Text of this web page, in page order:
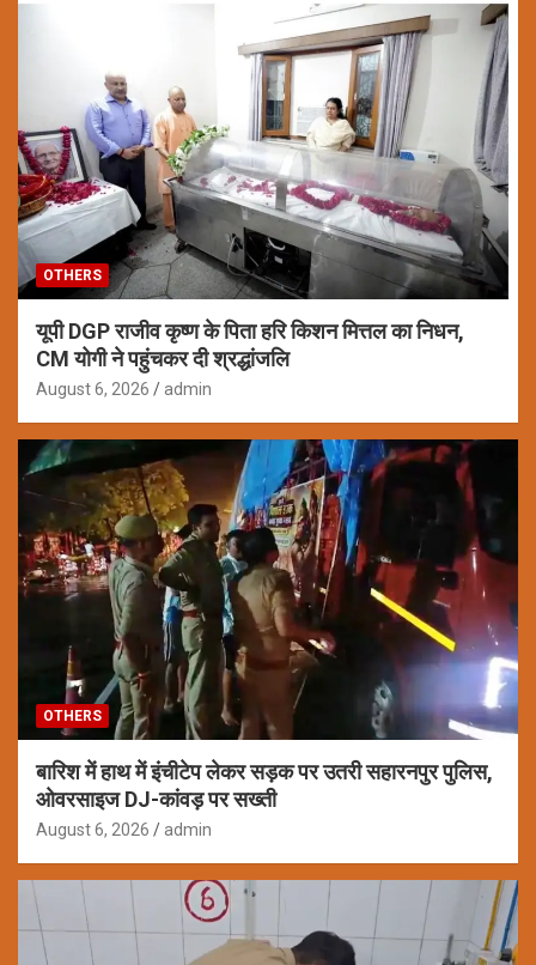
OTHERS
यूपी DGP राजीव कृष्ण के पिता हरि किशन मित्तल का निधन,
CM योगी ने पहुंचकर दी श्रद्धांजलि
August 6, 2026 admin
OTHERS
बारिश में हाथ में इंचीटेप लेकर सड़क पर उतरी सहारनपुर पुलिस,
ओवरसाइज DJ-कांवड़ पर सख्ती
August 6, 2026 admin